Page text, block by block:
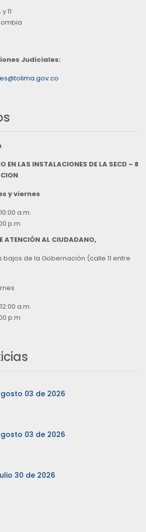
11
Judiciales:
EN LAS INSTALACIONES DE LA SECD – 8
y viernes
a.m.
p.m
ATENCIÓN AL CIUDADANO,
de la Gobernación (calle 11 entre
a.m.
p.m
03 de 2026
03 de 2026
30 de 2026